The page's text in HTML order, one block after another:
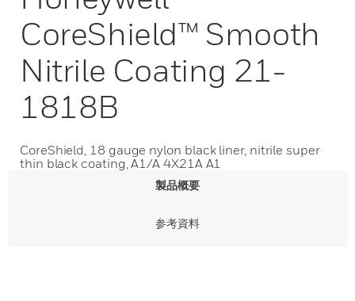
CoreShield™ Smooth
Nitrile Coating 21-
1818B
CoreShield, 18 gauge nylon black liner, nitrile super
thin black coating, A1/A 4X21A A1
製品概要
参考資料